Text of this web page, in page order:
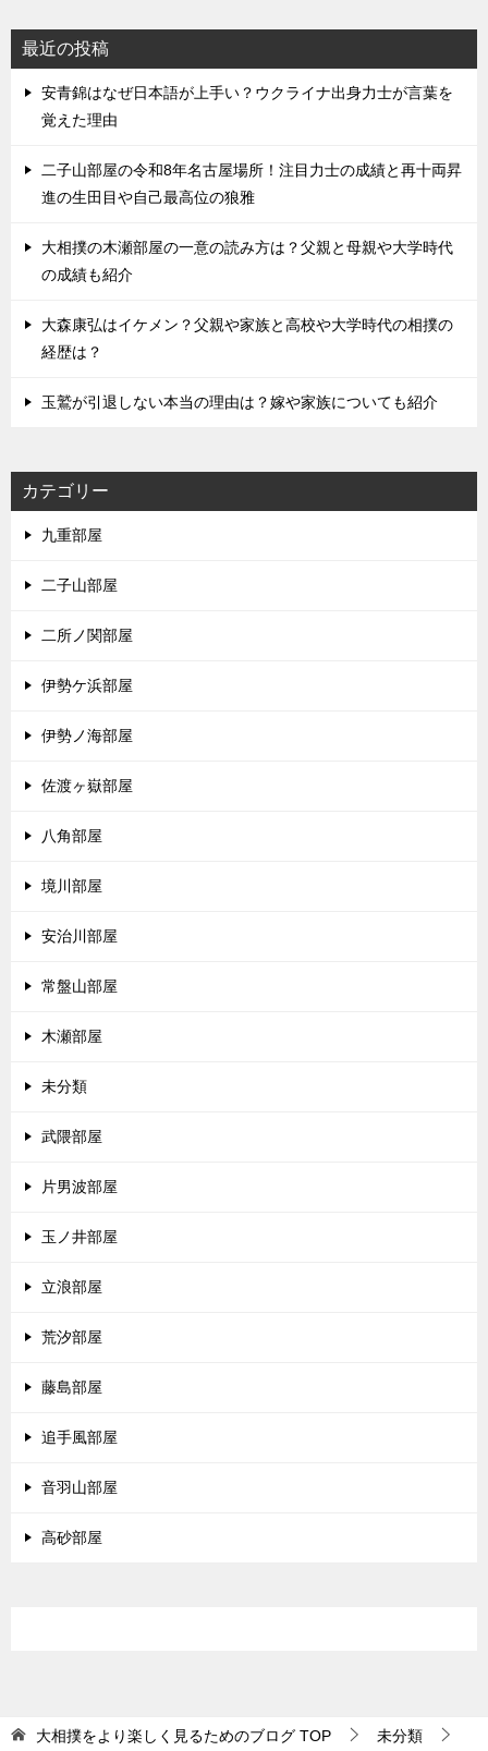
最近の投稿
安青錦はなぜ日本語が上手い？ウクライナ出身力士が言葉を
覚えた理由
二子山部屋の令和8年名古屋場所！注目力士の成績と再十両昇
進の生田目や自己最高位の狼雅
大相撲の木瀬部屋の一意の読み方は？父親と母親や大学時代
の成績も紹介
大森康弘はイケメン？父親や家族と高校や大学時代の相撲の
経歴は？
玉鷲が引退しない本当の理由は？嫁や家族についても紹介
カテゴリー
九重部屋
二子山部屋
二所ノ関部屋
伊勢ケ浜部屋
伊勢ノ海部屋
佐渡ヶ嶽部屋
八角部屋
境川部屋
安治川部屋
常盤山部屋
木瀬部屋
未分類
武隈部屋
片男波部屋
玉ノ井部屋
立浪部屋
荒汐部屋
藤島部屋
追手風部屋
音羽山部屋
高砂部屋
大相撲をより楽しく見るためのブログ TOP 未分類